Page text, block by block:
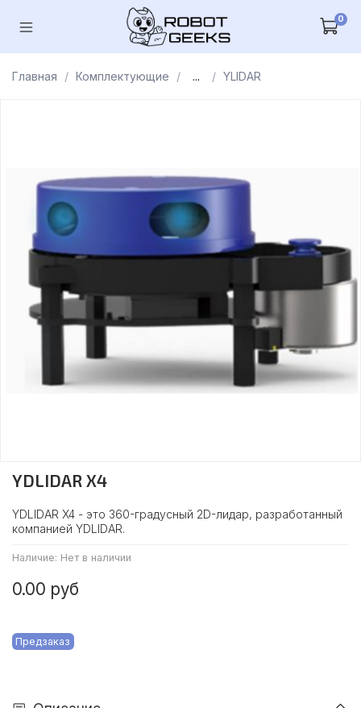
0
Главная Комплектующие ... YLIDAR
Наличие: Нет в наличии
Предзаказ
YDLIDAR X4
0.00 руб
YDLIDAR X4 - это 360-градусный 2D-лидар, разработанный
компанией YDLIDAR.